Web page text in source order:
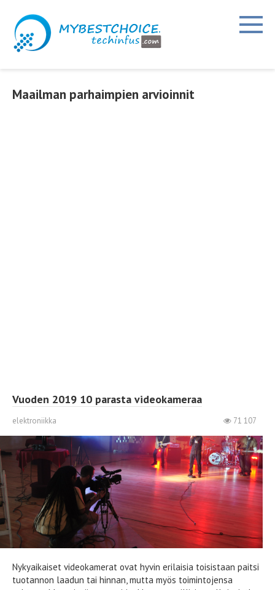
sisältöön
Maailman parhaimpien arvioinnit
Vuoden 2019 10 parasta videokameraa
elektroniikka 71 107
Nykyaikaiset videokamerat ovat hyvin erilaisia ​​toisistaan ​​paitsi
tuotannon laadun tai hinnan, mutta myös toimintojensa